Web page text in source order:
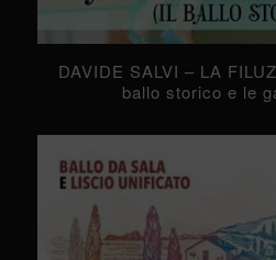
DAVIDE SALVI – LA
ballo storico e le